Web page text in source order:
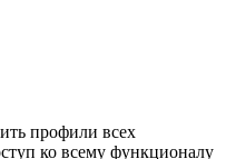
профили всех
ко всему функционалу